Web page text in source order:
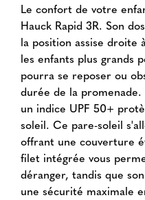
Le confort de votre
Hauck Rapid 3R. Son
la position assise droite
les enfants plus grands
pourra se reposer ou
durée de la
un indice UPF 50+
soleil. Ce pare-soleil
offrant une couverture
filet intégrée vous
déranger, tandis que
une sécurité maximale